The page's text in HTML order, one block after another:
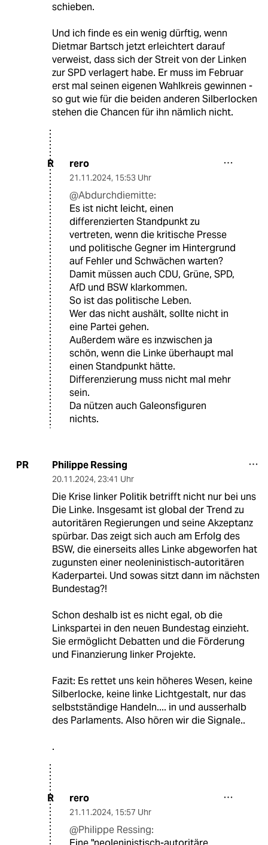
schieben.
Und ich finde es ein wenig dürftig, wenn
Dietmar Bartsch jetzt erleichtert darauf
verweist, dass sich der Streit von der Linken
zur SPD verlagert habe. Er muss im Februar
erst mal seinen eigenen Wahlkreis gewinnen -
so gut wie für die beiden anderen Silberlocken
stehen die Chancen für ihn nämlich nicht.
R rero
21.11.2024, 15:53 Uhr
@Abdurchdiemitte:
Es ist nicht leicht, einen
differenzierten Standpunkt zu
vertreten, wenn die kritische Presse
und politische Gegner im Hintergrund
auf Fehler und Schwächen warten?
Damit müssen auch CDU, Grüne, SPD,
AfD und BSW klarkommen.
So ist das politische Leben.
Wer das nicht aushält, sollte nicht in
eine Partei gehen.
Außerdem wäre es inzwischen ja
schön, wenn die Linke überhaupt mal
einen Standpunkt hätte.
Differenzierung muss nicht mal mehr
sein.
Da nützen auch Galeonsfiguren
nichts.
PR Philippe Ressing
20.11.2024, 23:41 Uhr
Die Krise linker Politik betrifft nicht nur bei uns
Die Linke. Insgesamt ist global der Trend zu
autoritären Regierungen und seine Akzeptanz
spürbar. Das zeigt sich auch am Erfolg des
BSW, die einerseits alles Linke abgeworfen hat
zugunsten einer neoleninistisch-autoritären
Kaderpartei. Und sowas sitzt dann im nächsten
Bundestag?!
Schon deshalb ist es nicht egal, ob die
Linkspartei in den neuen Bundestag einzieht.
Sie ermöglicht Debatten und die Förderung
und Finanzierung linker Projekte.
Fazit: Es rettet uns kein höheres Wesen, keine
Silberlocke, keine linke Lichtgestalt, nur das
selbstständige Handeln.... in und ausserhalb
des Parlaments. Also hören wir die Signale..
.
R rero
21.11.2024, 15:57 Uhr
@Philippe Ressing: